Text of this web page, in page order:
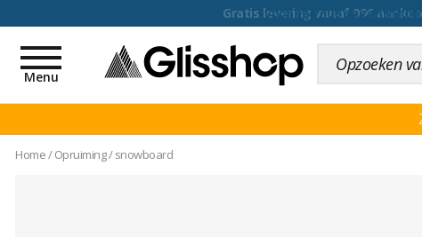
voor een 100 dagen
Toggle
navigation
Menu
Home/ Opruiming/snowboard